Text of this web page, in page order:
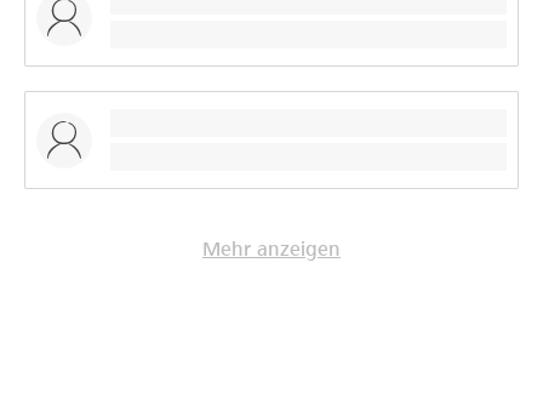
Mehr anzeigen